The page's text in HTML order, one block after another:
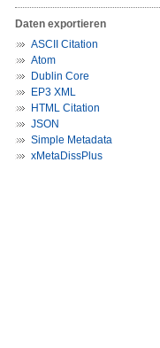
Daten exportieren
ASCII Citation
Atom
Dublin Core
EP3 XML
HTML Citation
JSON
Simple Metadata
xMetaDissPlus